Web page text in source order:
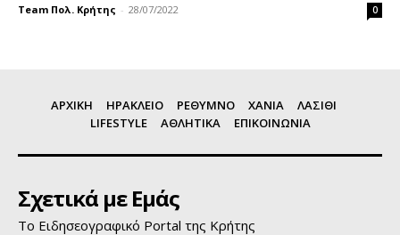
Team Πολ. Κρήτης - 28/07/2022 0
ΑΡΧΙΚΗ ΗΡΑΚΛΕΙΟ ΡΕΘΥΜΝΟ ΧΑΝΙΑ
ΛΑΣΙΘΙ
LIFESTYLE
ΑΘΛΗΤΙΚΑ ΕΠΙΚΟΙΝΩΝΙΑ
Σχετικά με Εμάς
Το Ειδησεογραφικό Portal της Κρήτης